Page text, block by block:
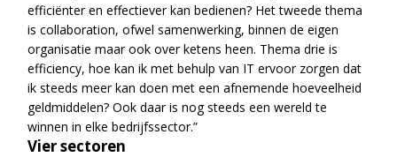
efficiënter en effectiever kan bedienen? Het tweede thema
is collaboration, ofwel samenwerking, binnen de eigen
organisatie maar ook over ketens heen. Thema drie is
efficiency, hoe kan ik met behulp van IT ervoor zorgen dat
ik steeds meer kan doen met een afnemende hoeveelheid
geldmiddelen? Ook daar is nog steeds een wereld te
winnen in elke bedrijfssector.”
Vier sectoren